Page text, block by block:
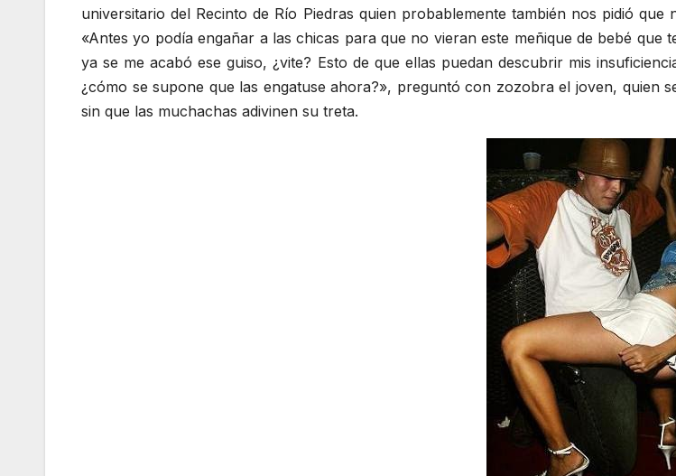
universitario del Recinto de Río Piedras quien probablemente también nos pidió
«Antes yo podía engañar a las chicas para que no vieran este meñique de bebé
ya se me acabó ese guiso, ¿vite? Esto de que ellas puedan descubrir mis
¿cómo se supone que las engatuse ahora?», preguntó con zozobra el joven, quien
sin que las muchachas adivinen su treta.